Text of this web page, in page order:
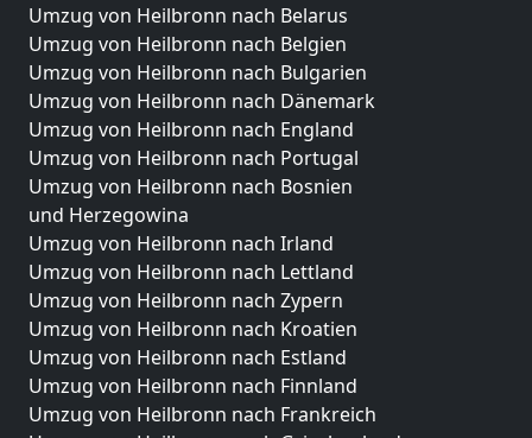
Umzug von Heilbronn nach Belarus
Umzug von Heilbronn nach Belgien
Umzug von Heilbronn nach Bulgarien
Umzug von Heilbronn nach Dänemark
Umzug von Heilbronn nach England
Umzug von Heilbronn nach Portugal
Umzug von Heilbronn nach Bosnien
und Herzegowina
Umzug von Heilbronn nach Irland
Umzug von Heilbronn nach Lettland
Umzug von Heilbronn nach Zypern
Umzug von Heilbronn nach Kroatien
Umzug von Heilbronn nach Estland
Umzug von Heilbronn nach Finnland
Umzug von Heilbronn nach Frankreich